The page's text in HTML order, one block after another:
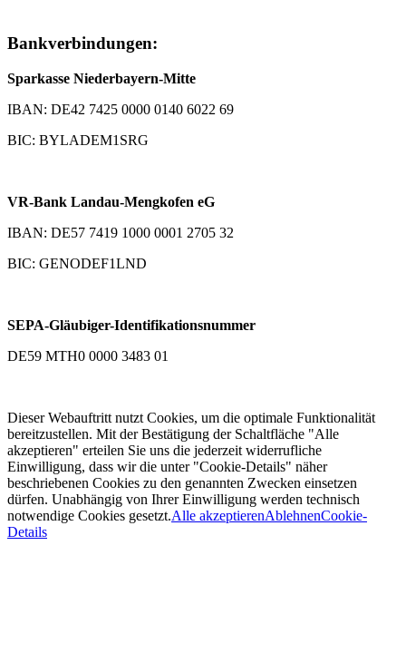
Bankverbindungen:
Sparkasse Niederbayern-Mitte
IBAN: DE42 7425 0000 0140 6022 69
BIC: BYLADEM1SRG
VR-Bank Landau-Mengkofen eG
IBAN: DE57 7419 1000 0001 2705 32
BIC: GENODEF1LND
SEPA-Gläubiger-Identifikationsnummer
DE59 MTH0 0000 3483 01
Dieser Webauftritt nutzt Cookies, um die optimale Funktionalität
bereitzustellen. Mit der Bestätigung der Schaltfläche "Alle
akzeptieren" erteilen Sie uns die jederzeit widerrufliche
Einwilligung, dass wir die unter "Cookie-Details" näher
beschriebenen Cookies zu den genannten Zwecken einsetzen
dürfen. Unabhängig von Ihrer Einwilligung werden technisch
notwendige Cookies gesetzt.Alle akzeptierenAblehnenCookie-
Details